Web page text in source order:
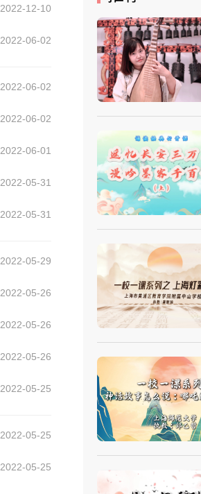
2022-12-10
2022-06-02
2022-06-02
2022-06-02
2022-06-01
2022-05-31
2022-05-31
2022-05-29
2022-05-26
2022-05-26
2022-05-26
2022-05-25
2022-05-25
2022-05-25